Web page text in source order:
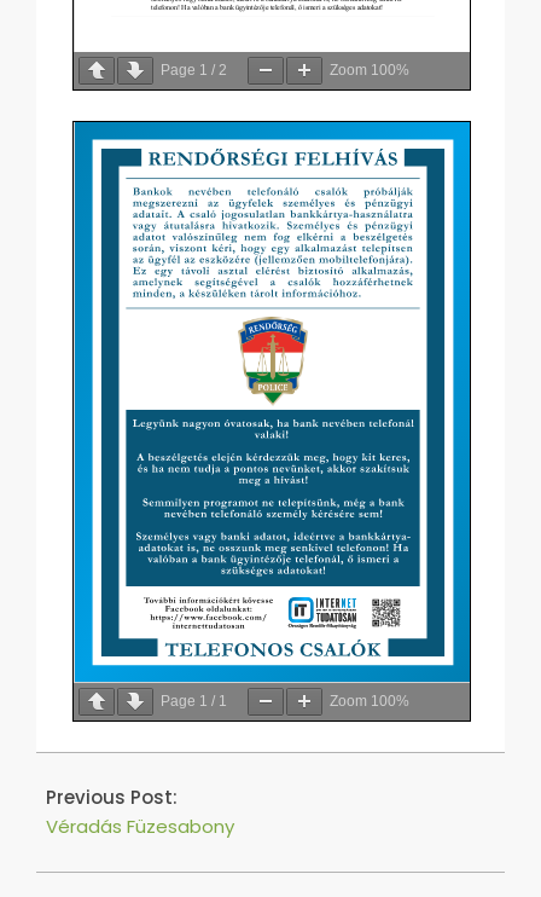
Page 1 / 2 Zoom 100%
Page 1 / 1 Zoom 100%
2021-
09
Previous Post:
Véradás Füzesabony